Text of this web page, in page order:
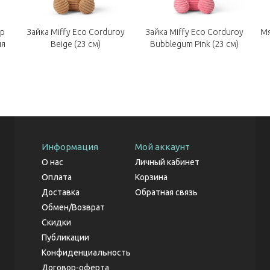
Зайка Miffy Eco Corduroy
Beige (23 см)
Зайка Miffy Eco Corduroy
Bubblegum Pink (23 см)
Информация
О нас
Оплата
Доставка
Обмен/Возврат
Скидки
Публикации
Конфиденциальность
Договор-оферта
Мой аккаунт
Личный кабинет
Корзина
Обратная связь